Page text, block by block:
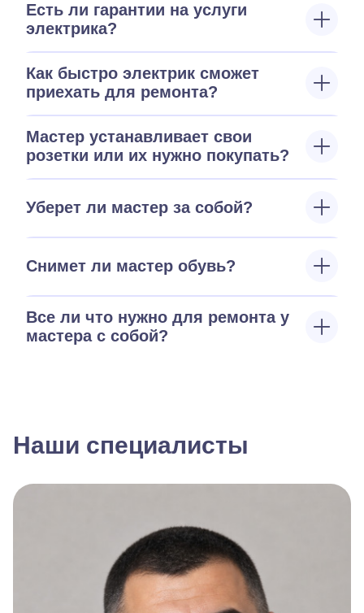
Есть ли гарантии на услуги
электрика?
Как быстро электрик сможет
приехать для ремонта?
Мастер устанавливает свои
розетки или их нужно покупать?
Уберет ли мастер за собой?
Снимет ли мастер обувь?
Все ли что нужно для ремонта у
мастера с собой?
Наши специалисты